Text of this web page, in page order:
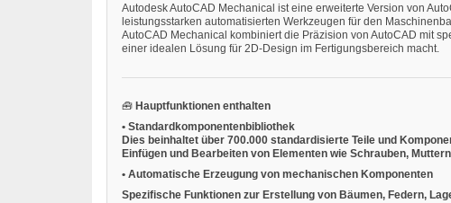
Autodesk AutoCAD Mechanical ist eine erweiterte Version von
leistungsstarken automatisierten Werkzeugen für den
AutoCAD Mechanical kombiniert die Präzision von AutoCAD mit
einer idealen Lösung für 2D-Design im Fertigungsbereich macht.
🧰 Hauptfunktionen enthalten
• Standardkomponentenbibliothek
Dies beinhaltet über 700.000 standardisierte Teile und
Einfügen und Bearbeiten von Elementen wie Schrauben,
• Automatische Erzeugung von mechanischen Komponenten
Spezifische Funktionen zur Erstellung von Bäumen, Federn,